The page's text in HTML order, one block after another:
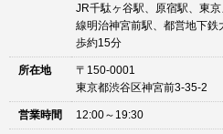
JR千駄ヶ谷駅、原宿駅、東
線明治神宮前駅、都営地下
歩約15分
所在地
〒150-0001
東京都渋谷区神宮前3-35-2
営業時間 12:00～19:30